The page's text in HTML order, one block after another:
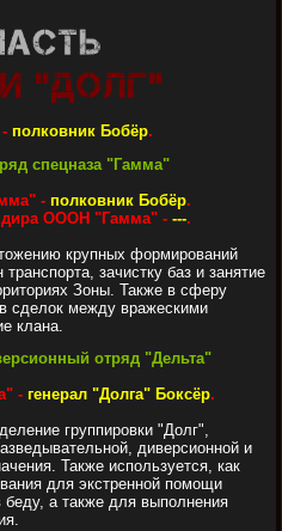
полковник Бобёр.
спецназа "Гамма"
- полковник Бобёр.
ОООН "Гамма" - ---.
крупных формирований
зачистку баз и занятие
Зоны. Также в сферу
сделок между вражескими
клана.
отряд "Дельта"
- генерал "Долга" Боксёр.
группировки "Долг",
диверсионной и
Также используется, как
для экстренной помощи
а также для выполнения